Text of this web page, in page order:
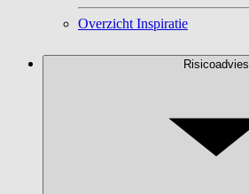
Overzicht Inspiratie
Risicoadvies